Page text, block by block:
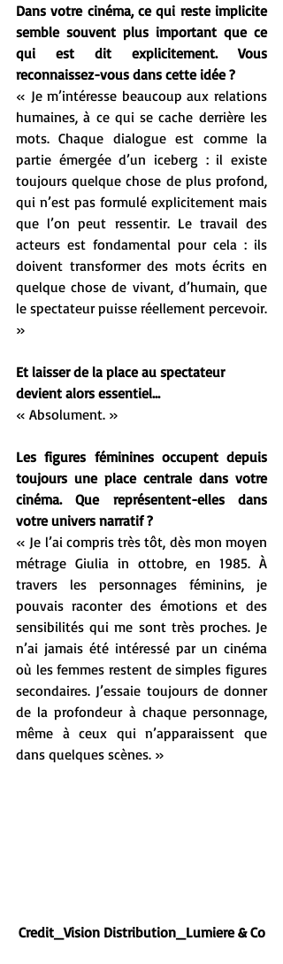
Dans votre cinéma, ce qui reste implicite
semble souvent plus important que ce
qui est dit explicitement. Vous
reconnaissez-vous dans cette idée ?
« Je m’intéresse beaucoup aux relations
humaines, à ce qui se cache derrière les
mots. Chaque dialogue est comme la
partie émergée d’un iceberg : il existe
toujours quelque chose de plus profond,
qui n’est pas formulé explicitement mais
que l’on peut ressentir. Le travail des
acteurs est fondamental pour cela : ils
doivent transformer des mots écrits en
quelque chose de vivant, d’humain, que
le spectateur puisse réellement percevoir.
»
Et laisser de la place au spectateur
devient alors essentiel…
« Absolument. »
Les figures féminines occupent depuis
toujours une place centrale dans votre
cinéma. Que représentent-elles dans
votre univers narratif ?
« Je l’ai compris très tôt, dès mon moyen
métrage Giulia in ottobre, en 1985. À
travers les personnages féminins, je
pouvais raconter des émotions et des
sensibilités qui me sont très proches. Je
n’ai jamais été intéressé par un cinéma
où les femmes restent de simples figures
secondaires. J’essaie toujours de donner
de la profondeur à chaque personnage,
même à ceux qui n’apparaissent que
dans quelques scènes. »
Credit_Vision Distribution_Lumiere & Co